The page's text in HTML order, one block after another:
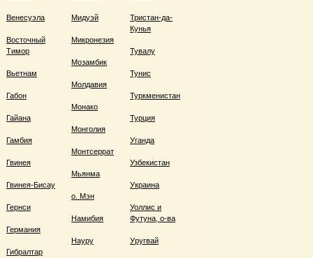
Венесуэла
Восточный
Тимор
Вьетнам
Габон
Гайана
Гамбия
Гвинея
Гвинея-Бисау
Гернси
Германия
Гибралтар
Мидуэй
Микронезия
Мозамбик
Молдавия
Монако
Монголия
Монтсеррат
Мьянма
о. Мэн
Намибия
Науру
Тристан-да-
Кунья
Тувалу
Тунис
Туркменистан
Турция
Уганда
Узбекистан
Украина
Уоллис и
Футуна, о-ва
Уругвай